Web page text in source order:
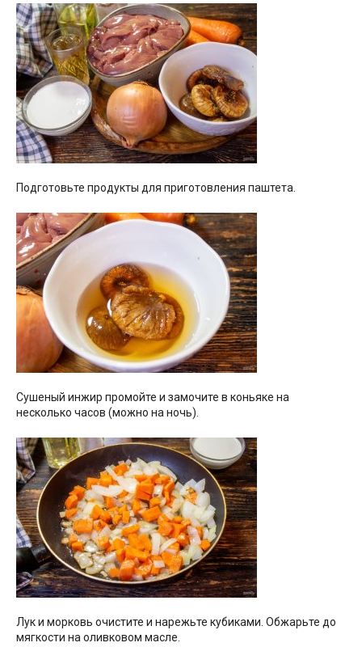
Подготовьте продукты для приготовления паштета.
Сушеный инжир промойте и замочите в коньяке на
несколько часов (можно на ночь).
Лук и морковь очистите и нарежьте кубиками. Обжарьте до
мягкости на оливковом масле.